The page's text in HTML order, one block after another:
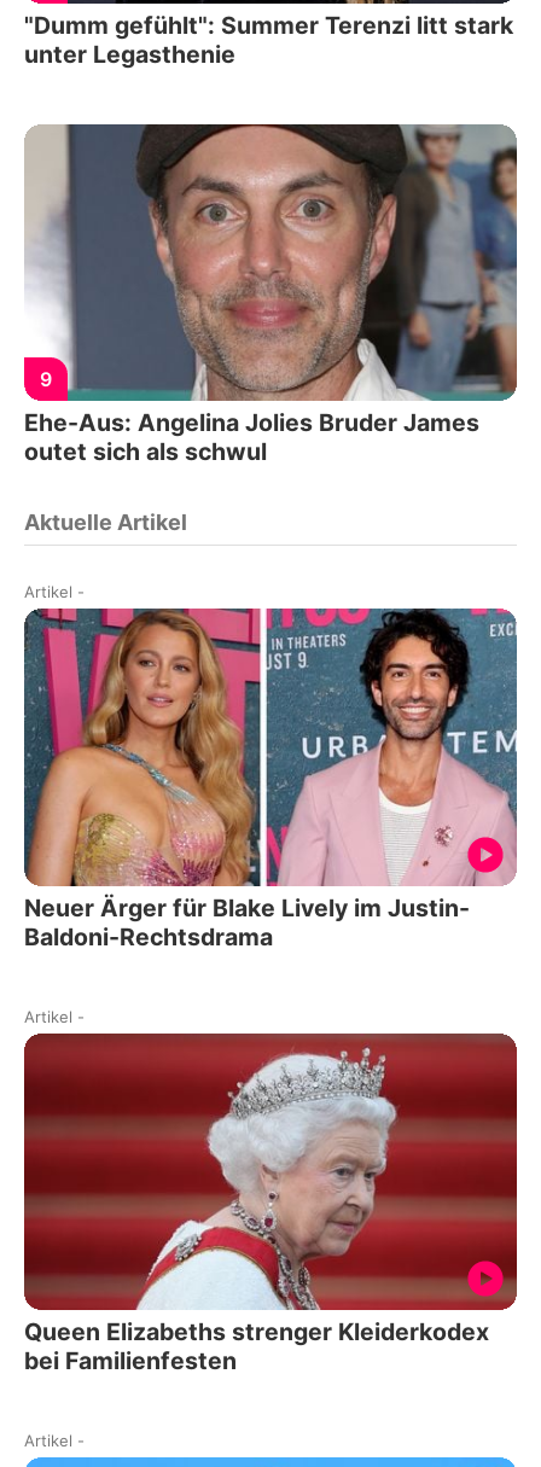
"Dumm gefühlt": Summer Terenzi litt stark
unter Legasthenie
9
Ehe-Aus: Angelina Jolies Bruder James
outet sich als schwul
Aktuelle Artikel
Artikel -
Neuer Ärger für Blake Lively im Justin-
Baldoni-Rechtsdrama
Artikel -
Queen Elizabeths strenger Kleiderkodex
bei Familienfesten
Artikel -